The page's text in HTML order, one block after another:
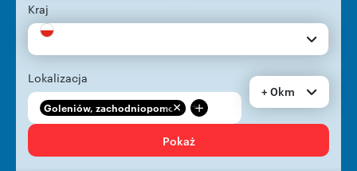
Kraj
Lokalizacja
Goleniów, zachodniopomo... +
+ 0km
Pokaż